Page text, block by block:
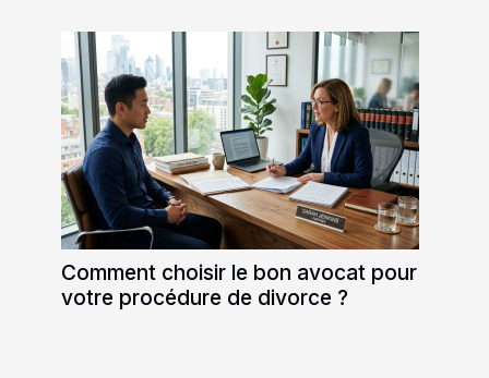
Comment choisir le bon avocat pour
votre procédure de divorce ?